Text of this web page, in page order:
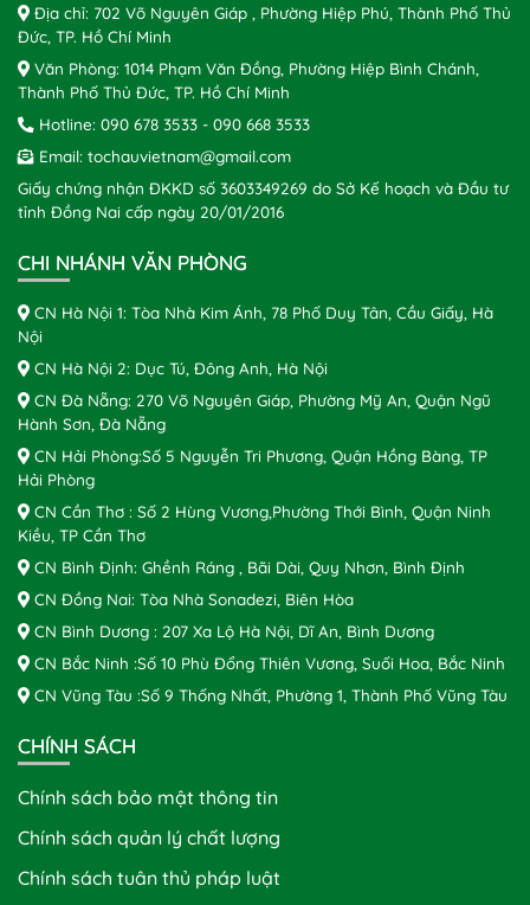
Địa chỉ: 702 Võ Nguyên Giáp , Phường Hiệp Phú, Thành Phố Thủ
Đức, TP. Hồ Chí Minh
Văn Phòng: 1014 Phạm Văn Đồng, Phường Hiệp Bình Chánh,
Thành Phố Thủ Đức, TP. Hồ Chí Minh
Hotline: 090 678 3533 - 090 668 3533
Email: tochauvietnam@gmail.com
Giấy chứng nhận ĐKKD số 3603349269 do Sở Kế hoạch và Đầu tư
tỉnh Đồng Nai cấp ngày 20/01/2016
CHI NHÁNH VĂN PHÒNG
CN Hà Nội 1: Tòa Nhà Kim Ánh, 78 Phố Duy Tân, Cầu Giấy, Hà
Nội
CN Hà Nội 2: Dục Tú, Đông Anh, Hà Nội
CN Đà Nẵng: 270 Võ Nguyên Giáp, Phường Mỹ An, Quận Ngũ
Hành Sơn, Đà Nẵng
CN Hải Phòng:Số 5 Nguyễn Tri Phương, Quận Hồng Bàng, TP
Hải Phòng
CN Cần Thơ : Số 2 Hùng Vương,Phường Thới Bình, Quận Ninh
Kiều, TP Cần Thơ
CN Bình Định: Ghềnh Ráng , Bãi Dài, Quy Nhơn, Bình Định
CN Đồng Nai: Tòa Nhà Sonadezi, Biên Hòa
CN Bình Dương : 207 Xa Lộ Hà Nội, Dĩ An, Bình Dương
CN Bắc Ninh :Số 10 Phù Đổng Thiên Vương, Suối Hoa, Bắc Ninh
CN Vũng Tàu :Số 9 Thống Nhất, Phường 1, Thành Phố Vũng Tàu
CHÍNH SÁCH
Chính sách bảo mật thông tin
Chính sách quản lý chất lượng
Chính sách tuân thủ pháp luật